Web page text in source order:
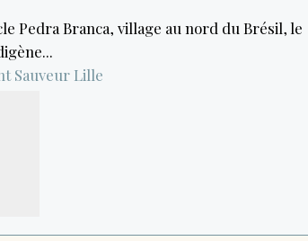
Pedra Branca, village au nord du Brésil, le
Sauveur Lille